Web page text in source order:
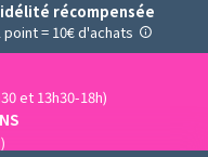
récompensée
point = 10€ d'achats
et 13h30-18h)